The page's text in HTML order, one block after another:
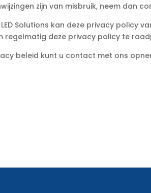
zijn van misbruik, neem dan
LED Solutions kan deze privacy policy
deze privacy policy te
beleid kunt u contact met ons